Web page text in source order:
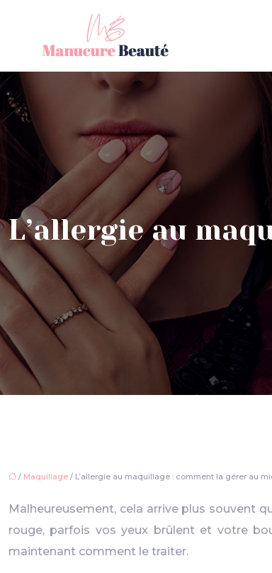
L’allergie au
/ Maquillage / L’allergie au maquillage : comment la gérer au
Malheureusement, cela arrive plus souvent
rouge, parfois vos yeux brûlent et votre
maintenant comment le traiter.